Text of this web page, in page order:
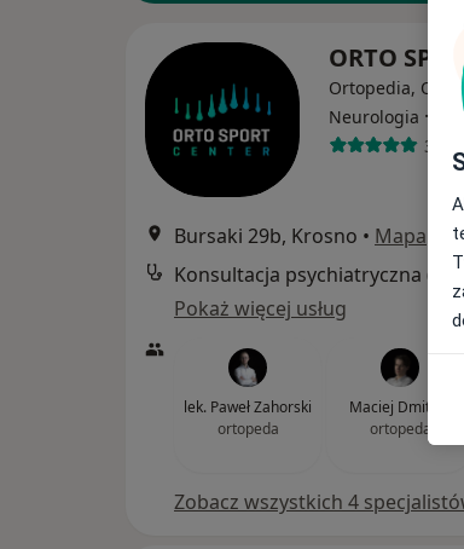
ORTO
Ortopedia,
Neurologia ·
Bursaki 29b, Krosno • Mapa
Pokaż więcej usług
lek. Paweł Zahorski
ortopeda
Maciej Dmitruk
ortopeda
Zobacz wszystkich 4